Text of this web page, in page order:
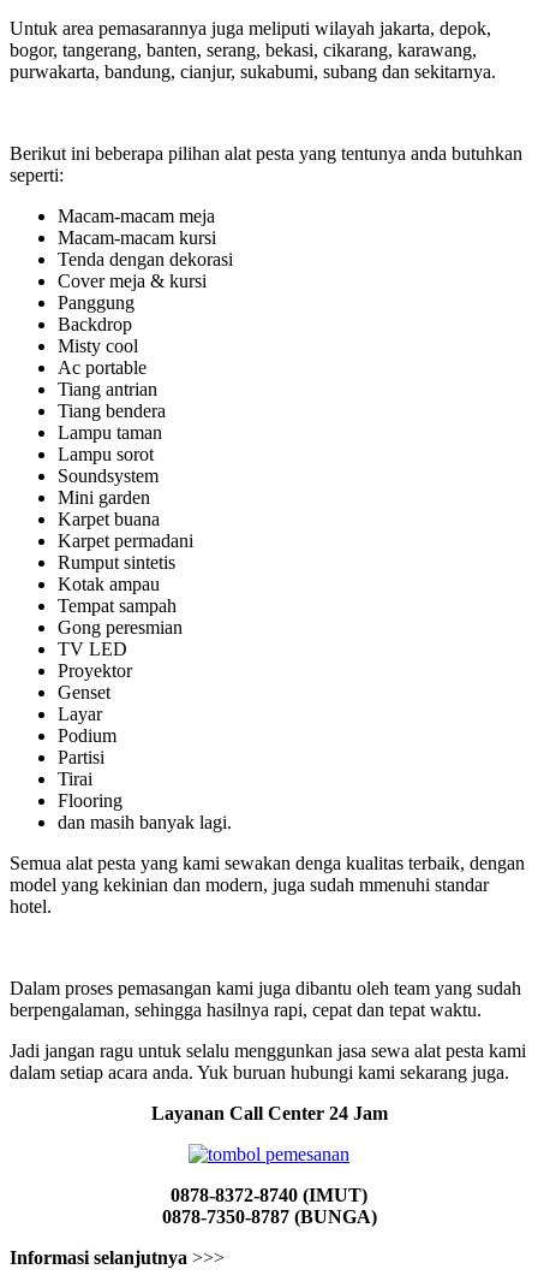
Untuk area pemasarannya juga meliputi wilayah jakarta, depok,
bogor, tangerang, banten, serang, bekasi, cikarang, karawang,
purwakarta, bandung, cianjur, sukabumi, subang dan sekitarnya.
Berikut ini beberapa pilihan alat pesta yang tentunya anda butuhkan
seperti:
Macam-macam meja
Macam-macam kursi
Tenda dengan dekorasi
Cover meja & kursi
Panggung
Backdrop
Misty cool
Ac portable
Tiang antrian
Tiang bendera
Lampu taman
Lampu sorot
Soundsystem
Mini garden
Karpet buana
Karpet permadani
Rumput sintetis
Kotak ampau
Tempat sampah
Gong peresmian
TV LED
Proyektor
Genset
Layar
Podium
Partisi
Tirai
Flooring
dan masih banyak lagi.
Semua alat pesta yang kami sewakan denga kualitas terbaik, dengan
model yang kekinian dan modern, juga sudah mmenuhi standar
hotel.
Dalam proses pemasangan kami juga dibantu oleh team yang sudah
berpengalaman, sehingga hasilnya rapi, cepat dan tepat waktu.
Jadi jangan ragu untuk selalu menggunkan jasa sewa alat pesta kami
dalam setiap acara anda. Yuk buruan hubungi kami sekarang juga.
Layanan Call Center 24 Jam
0878-8372-8740 (IMUT)
0878-7350-8787 (BUNGA)
Informasi selanjutnya >>>